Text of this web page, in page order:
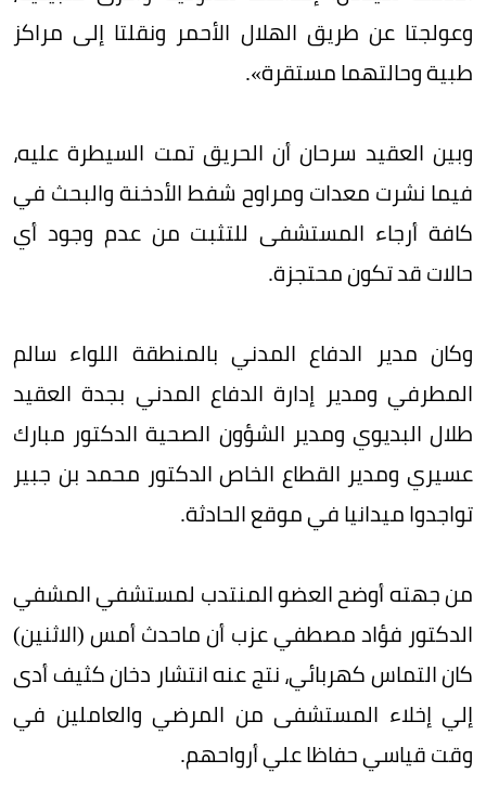
وعولجتا عن طريق الهلال الأحمر ونقلتا إلى مراكز
طبية وحالتهما مستقرة».
وبين العقيد سرحان أن الحريق تمت السيطرة عليه،
فيما نشرت معدات ومراوح شفط الأدخنة ‏والبحث في
كافة أرجاء المستشفى للتثبت من عدم وجود أي
حالات قد تكون محتجزة.
وكان مدير الدفاع المدني بالمنطقة اللواء سالم
المطرفي ومدير إدارة الدفاع المدني بجدة العقيد
طلال البديوي ومدير الشؤون الصحية الدكتور مبارك
عسيري ومدير القطاع الخاص الدكتور محمد بن جبير
تواجدوا ميدانيا في موقع الحادثة.
من جهته أوضح العضو المنتدب لمستشفي المشفي
الدكتور فؤاد مصطفي عزب أن ماحدث أمس (الاثنين)
كان التماس كهربائي، نتج عنه انتشار دخان كثيف أدى
إلي إخلاء المستشفى من المرضي والعاملين في
وقت قياسي حفاظا علي أرواحهم.